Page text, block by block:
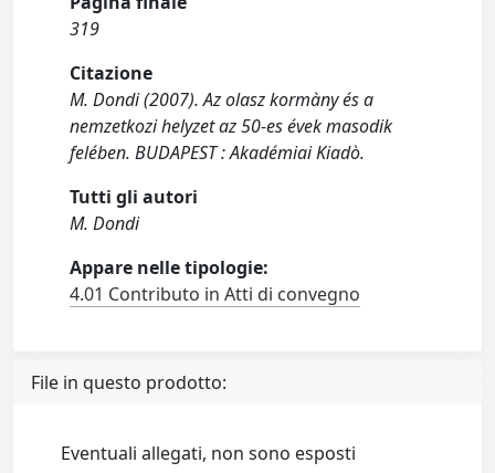
319
Citazione
M. Dondi (2007). Az olasz kormàny és a
nemzetkozi helyzet az 50-es évek masodik
felében. BUDAPEST : Akadémiai Kiadò.
Tutti gli autori
M. Dondi
Appare nelle tipologie:
4.01 Contributo in Atti di convegno
File in questo prodotto:
Eventuali allegati, non sono esposti